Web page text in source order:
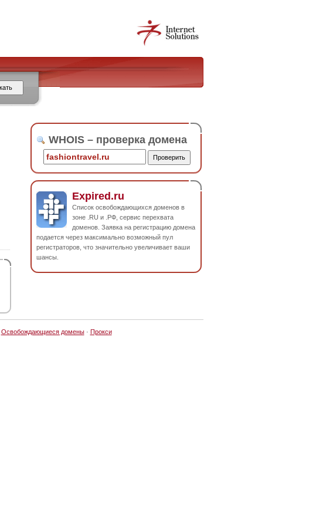
WHOIS – проверка домена
Expired.ru
Список освобождающихся доменов в
зоне .RU и .РФ, сервис перехвата
доменов. Заявка на регистрацию домена
подается через максимально возможный пул
регистраторов, что значительно увеличивает ваши
шансы.
Освобождающиеся домены· Прокси